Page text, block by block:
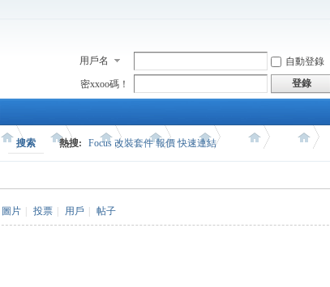
用戶名 自動登錄
密xxoo碼！
登錄
搜索 熱搜: Focus 改裝套件 報價 快速連結
圖片 投票 用戶 帖子